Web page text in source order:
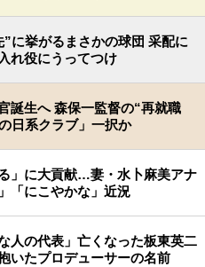
に挙がるまさかの球団 采配に
れ役にうってつけ
誕生へ 森保一監督の“再就職
日系クラブ」一択か
」に大貢献…妻・水卜麻美アナ
「にこやかな」近況
人の代表」亡くなった板東英二
いたプロデューサーの名前